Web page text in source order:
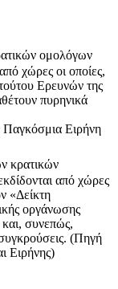
ομολόγων
χώρες οι οποίες,
Ερευνών της
πυρηνικά
Ειρήνη
κρατικών
από χώρες
«Δείκτη
οργάνωσης
και, συνεπώς,
συγκρούσεις. (Πηγή
Ειρήνης)